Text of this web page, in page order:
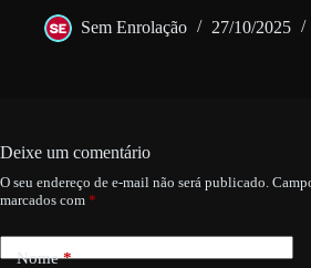
Sem Enrolação 27/10/2025
Deixe um comentário
O seu endereço de e-mail não será publicado.
marcados com *
Nome*